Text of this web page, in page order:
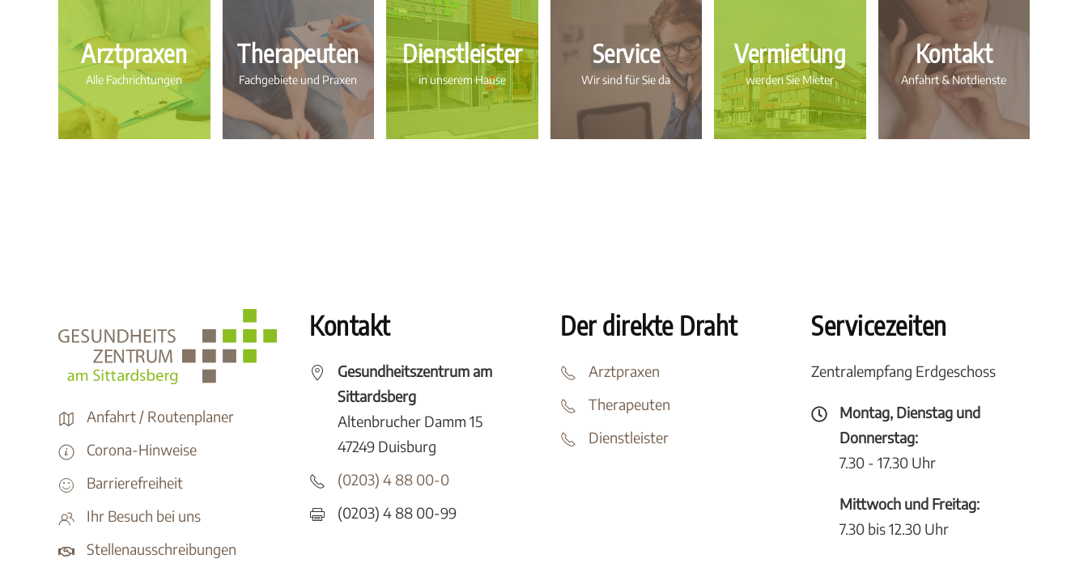
Arztpraxen
Alle Fachrichtungen
Therapeuten
Fachgebiete und Praxen
Dienstleister
in unserem Hause
Service
Wir sind für Sie da
Vermietung
werden Sie Mieter
Kontakt
Anfahrt & Notdienste
Anfahrt / Routenplaner
Corona-Hinweise
Barrierefreiheit
Ihr Besuch bei uns
Stellenausschreibungen
Kontakt
Gesundheitszentrum am
Sittardsberg
Altenbrucher Damm 15
47249 Duisburg
(0203) 4 88 00-0
(0203) 4 88 00-99
Der direkte Draht
Arztpraxen
Therapeuten
Dienstleister
Servicezeiten
Zentralempfang Erdgeschoss
Montag, Dienstag und
Donnerstag:
7.30 - 17.30 Uhr
Mittwoch und Freitag:
7.30 bis 12.30 Uhr